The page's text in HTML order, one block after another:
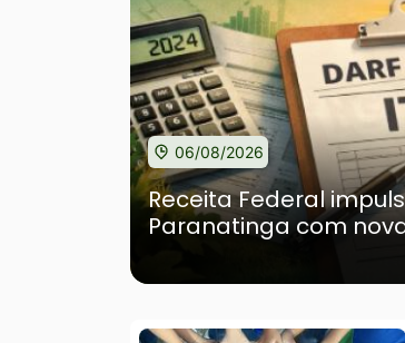
06/08/2026
Receita Federal
Paranatinga com